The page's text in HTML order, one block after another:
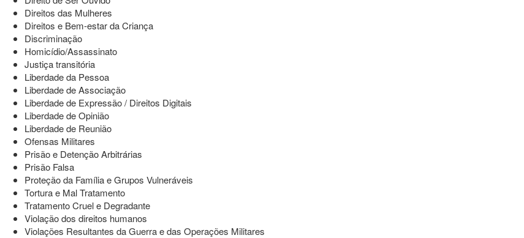
Direitos das Mulheres
Direitos e Bem-estar da Criança
Discriminação
Homicídio/Assassinato
Justiça transitória
Liberdade da Pessoa
Liberdade de Associação
Liberdade de Expressão / Direitos Digitais
Liberdade de Opinião
Liberdade de Reunião
Ofensas Militares
Prisão e Detenção Arbitrárias
Prisão Falsa
Proteção da Família e Grupos Vulneráveis
Tortura e Mal Tratamento
Tratamento Cruel e Degradante
Violação dos direitos humanos
Violações Resultantes da Guerra e das Operações Militares